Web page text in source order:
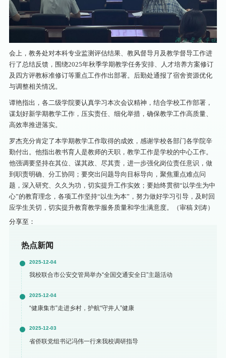
会上，教务处对本科专业监测评估结果、教风督导月及教学督导工作进
行了总结反馈，围绕2025年秋季学期教学任务安排、人才培养方案修订
及四方评教标准修订等重点工作作出部署。后勤处通报了宿舍资源优化
与调整相关情况。
谭艳指出，各二级学院要认真学习本次会议精神，结合学校工作部署，
谋划好新学期教学工作，压实责任、细化举措，确保教学工作高质量、
高效率推进落实。
罗杰充分肯定了本学期教学工作取得的成效，感谢学校各部门各学院辛
勤付出。他指出教书育人是教师的天职，教学工作是学校的中心工作。
他强调要坚持在其位、谋其政、尽其责，进一步强化岗位责任意识，做
到职责明确、分工协同；要突出问题导向目标导向，聚焦重点难点问
题，深入研究、久久为功，切实提升工作实效；要始终贯彻“以学生为中
心”的教育理念，各项工作坚持“以生为本”，努力做好学习引导，及时回
应学生关切，切实提升教育教学服务质量和学生满意度。（审稿 刘涛）
分享至：
热点新闻
2025-12-04
我校联合市公安交管局举办“全国交通安全日”主题活动
2025-12-04
“健康集市”走进乡村，护航“守井人”健康
2025-12-03
省侨联党组书记冯伟一行来我校调研指导